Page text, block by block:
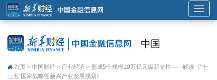
展
开
导
中国
首页 > 中国财经 > 产业经济 > 形成5个规模10万亿元级新支柱——解读《“十
三五”国家战略性新兴产业发展规划》